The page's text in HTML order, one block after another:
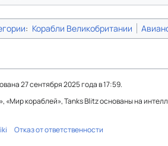
: Корабли Великобритании
27 сентября 2025 года в 17:59.
кораблей», Tanks Blitz основаны на
Отказ от ответственности